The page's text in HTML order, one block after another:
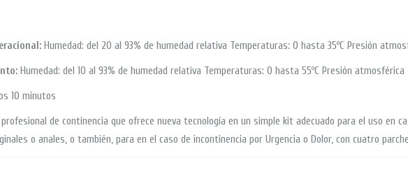
Humedad: del 20 al 93% de humedad relativa Temperaturas: 0 hasta 35ºC Presión
Humedad: del 10 al 93% de humedad relativa Temperaturas: 0 hasta 55ºC Presión
10 minutos
de continencia que ofrece nueva tecnología en un simple kit adecuado para el uso en
o anales, o también, para en el caso de incontinencia por Urgencia o Dolor, con cuatro